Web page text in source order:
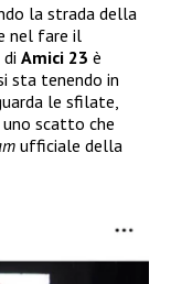
la strada della
nel fare il
Amici 23 è
sta tenendo in
le sfilate,
scatto che
ufficiale della